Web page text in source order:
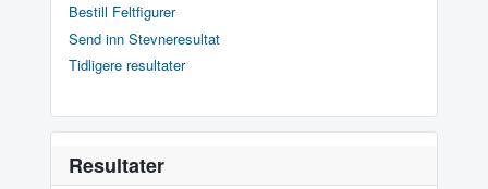
Bestill Feltfigurer
Send inn Stevneresultat
Tidligere resultater
Resultater